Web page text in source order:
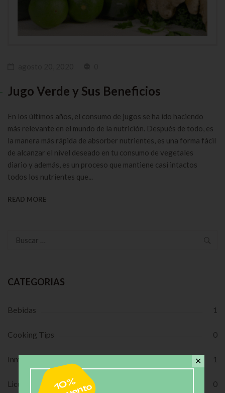
Jugo Verde y Sus Beneficios
En los últimos años, el consumo de jugos se ha ido haciendo
más relevante en el mundo de la nutrición. Después de todo, es
la manera más rápida de absorber nutrientes, es una forma fácil
de alcanzar el nivel deseado en tu consumo de vegetales
diario y además, es un proceso que mantiene casi intactos
todos los nutrientes que...
READ MORE
Buscar:
CATEGORIAS
Bebidas 1
Cooking Tips 0
Inmunológicos 1
Licuados 0
✕